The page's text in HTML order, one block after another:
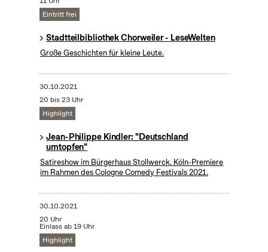
Eintritt frei
Stadtteilbibliothek Chorweiler - LeseWelten
Große Geschichten für kleine Leute.
30.10.2021
20 bis 23 Uhr
Highlight
Jean-Philippe Kindler: "Deutschland
umtopfen"
Satireshow im Bürgerhaus Stollwerck. Köln-Premiere
im Rahmen des Cologne Comedy Festivals 2021.
30.10.2021
20 Uhr
Einlass ab 19 Uhr
Highlight